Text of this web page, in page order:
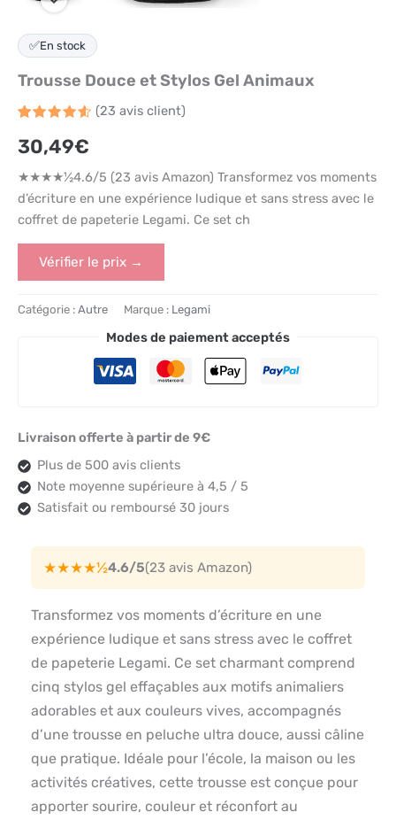
✅En stock
Trousse Douce et Stylos Gel Animaux
sur 5
basé
notations
client
(23 avis client)
30,49€
★★★★½4.6/5 (23 avis Amazon) Transformez vos moments
d’écriture en une expérience ludique et sans stress avec le
coffret de papeterie Legami. Ce set ch
Vérifier le prix →
Catégorie : Autre Marque : Legami
Modes de paiement acceptés
Livraison offerte à partir de 9€
Plus de 500 avis clients
Note moyenne supérieure à 4,5 / 5
Satisfait ou remboursé 30 jours
★★★★½4.6/5(23 avis Amazon)
Transformez vos moments d’écriture en une
expérience ludique et sans stress avec le coffret
de papeterie Legami. Ce set charmant comprend
cinq stylos gel effaçables aux motifs animaliers
adorables et aux couleurs vives, accompagnés
d’une trousse en peluche ultra douce, aussi câline
que pratique. Idéale pour l’école, la maison ou les
activités créatives, cette trousse est conçue pour
apporter sourire, couleur et réconfort au